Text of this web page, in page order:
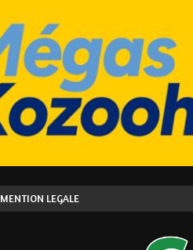
MENTION LEGALE